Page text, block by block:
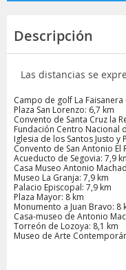
Descripción
Las distancias se
Campo de golf La Faisanera
Plaza San Lorenzo: 6,7 km
Convento de Santa Cruz la
Fundación Centro Nacional
Iglesia de los Santos Justo y
Convento de San Antonio El
Acueducto de Segovia: 7,9
Casa Museo Antonio
Museo La Granja: 7,9 km
Palacio Episcopal: 7,9 km
Plaza Mayor: 8 km
Monumento a Juan Bravo: 8
Casa-museo de Antonio
Torreón de Lozoya: 8,1 km
Museo de Arte